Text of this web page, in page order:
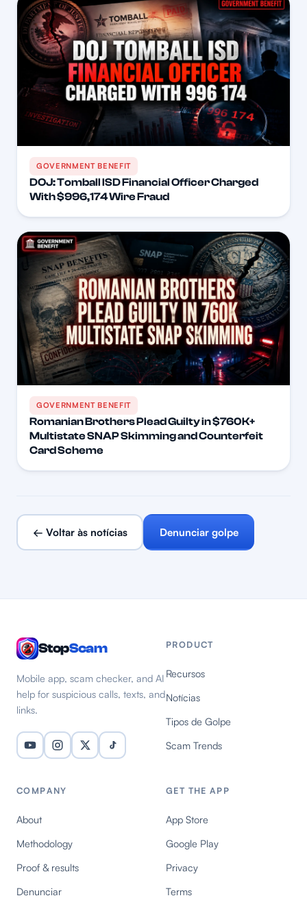
GOVERNMENT BENEFIT
DOJ: Tomball ISD Financial Officer Charged
With $996,174 Wire Fraud
GOVERNMENT BENEFIT
Romanian Brothers Plead Guilty in $760K+
Multistate SNAP Skimming and Counterfeit
Card Scheme
← Voltar às notícias Denunciar golpe
StopScam
Mobile app, scam checker, and AI
help for suspicious calls, texts, and
links.
PRODUCT
Recursos
Notícias
Tipos de Golpe
Scam Trends
COMPANY
About
Methodology
Proof & results
Denunciar
GET THE APP
App Store
Google Play
Privacy
Terms